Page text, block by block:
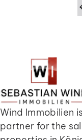
Wind Immobilien
partner for the